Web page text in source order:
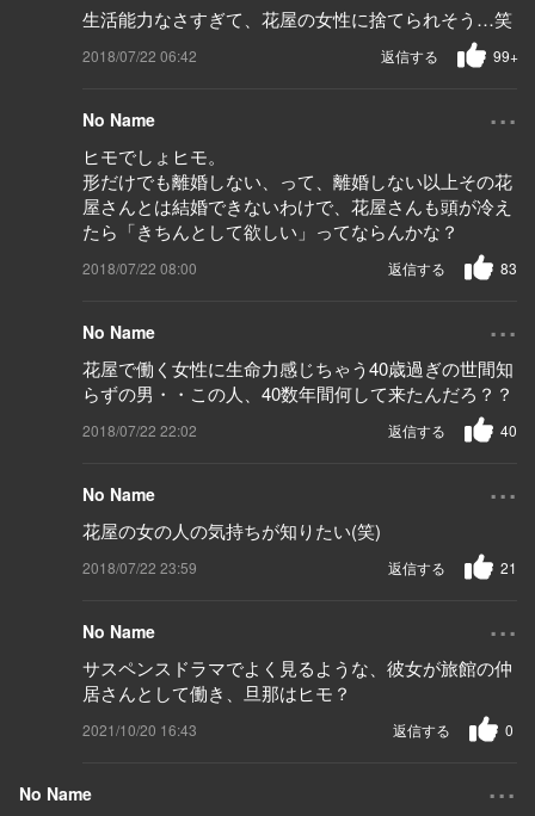
生活能力なさすぎて、花屋の女性に捨てられそう…笑
2018/07/22 06:42 99+
返信する
No Name ...
ヒモでしょヒモ。
形だけでも離婚しない、って、離婚しない以上その花
屋さんとは結婚できないわけで、花屋さんも頭が冷え
たら「きちんとして欲しい」ってならんかな？
2018/07/22 08:00 83
返信する
No Name ...
花屋で働く女性に生命力感じちゃう40歳過ぎの世間知
らずの男・・この人、40数年間何して来たんだろ？？
2018/07/22 22:02 40
返信する
No Name ...
花屋の女の人の気持ちが知りたい(笑)
2018/07/22 23:59 21
返信する
No Name ...
サスペンスドラマでよく見るような、彼女が旅館の仲
居さんとして働き、旦那はヒモ？
2021/10/20 16:43 0
返信する
No Name ...